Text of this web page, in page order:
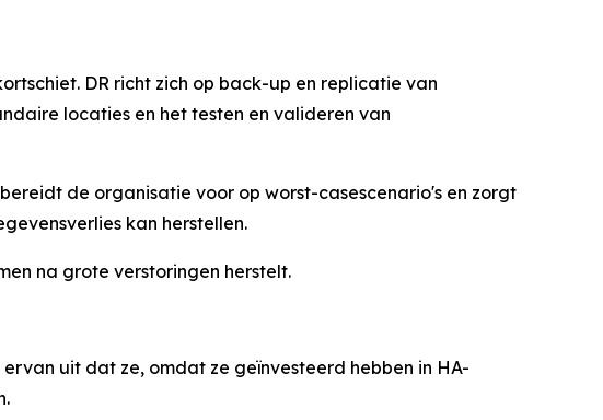
DR richt zich op back-up en replicatie van
locaties en het testen en valideren van
de organisatie voor op worst-casescenario's en zorgt
kan herstellen.
na grote verstoringen herstelt.
uit dat ze, omdat ze geïnvesteerd hebben in HA-